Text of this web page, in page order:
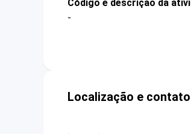
Código e descrição da
-
Localização e